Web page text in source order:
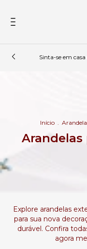
Sinta-se em
Início .
Arandelas
Explore arandelas
para sua nova
durável. Confira
agora